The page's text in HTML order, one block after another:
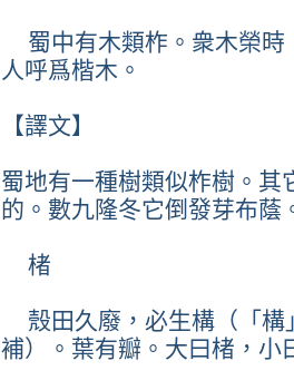
蜀中有木類柞。衆木榮時
人呼爲楷木。
【譯文】
蜀地有一種樹類似柞樹。其
的。數九隆冬它倒發芽布蔭
楮
殼田久廢，必生構（「構
補）。葉有瓣。大曰楮，小